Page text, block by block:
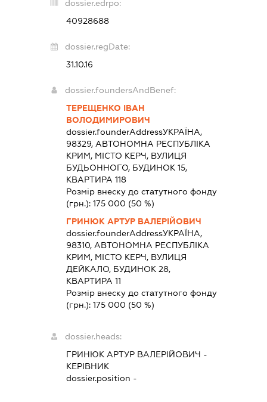
dossier.edrpo:
40928688
dossier.regDate:
31.10.16
dossier.foundersAndBenef:
ТЕРЕЩЕНКО ІВАН
ВОЛОДИМИРОВИЧ
dossier.founderAddressУКРАЇНА,
98329, АВТОНОМНА РЕСПУБЛІКА
КРИМ, МІСТО КЕРЧ, ВУЛИЦЯ
БУДЬОННОГО, БУДИНОК 15,
КВАРТИРА 118
Розмір внеску до статутного фонду
(грн.):175 000 (50 %)
ГРИНЮК АРТУР ВАЛЕРІЙОВИЧ
dossier.founderAddressУКРАЇНА,
98310, АВТОНОМНА РЕСПУБЛІКА
КРИМ, МІСТО КЕРЧ, ВУЛИЦЯ
ДЕЙКАЛО, БУДИНОК 28,
КВАРТИРА 11
Розмір внеску до статутного фонду
(грн.):175 000 (50 %)
dossier.heads:
ГРИНЮК АРТУР ВАЛЕРІЙОВИЧ -
КЕРІВНИК
dossier.position -